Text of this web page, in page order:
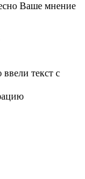
Ваше мнение
текст с